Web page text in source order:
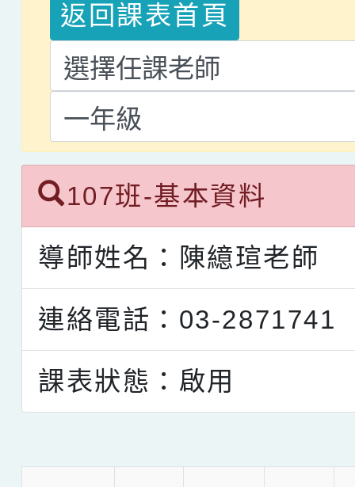
返回課表首頁
107班-基本資料
導師姓名：陳繶瑄老師
連絡電話：03-2871741
課表狀態：啟用